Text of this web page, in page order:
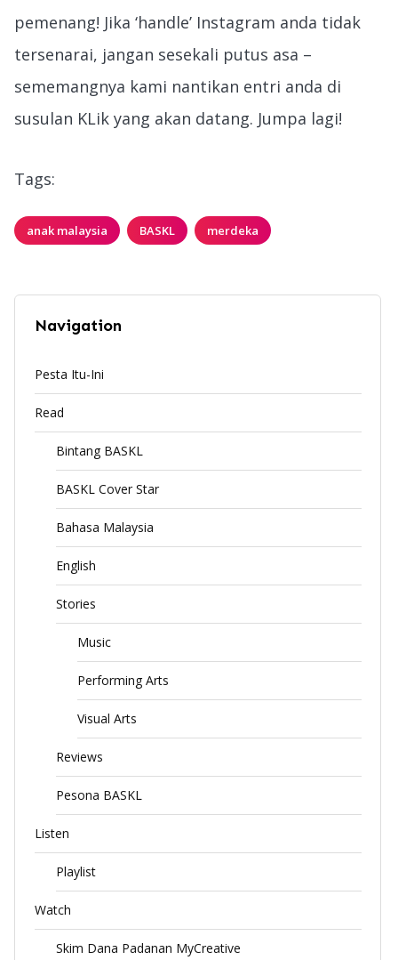
pemenang! Jika ‘handle’ Instagram anda tidak
tersenarai, jangan sesekali putus asa –
sememangnya kami nantikan entri anda di
susulan KLik yang akan datang. Jumpa lagi!
Tags:
anak malaysia BASKL merdeka
Navigation
Pesta Itu-Ini
Read
Bintang BASKL
BASKL Cover Star
Bahasa Malaysia
English
Stories
Music
Performing Arts
Visual Arts
Reviews
Pesona BASKL
Listen
Playlist
Watch
Skim Dana Padanan MyCreative